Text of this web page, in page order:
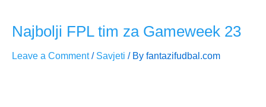
Najbolji FPL tim za Gameweek 23
Leave a Comment / Savjeti / By fantazifudbal.com